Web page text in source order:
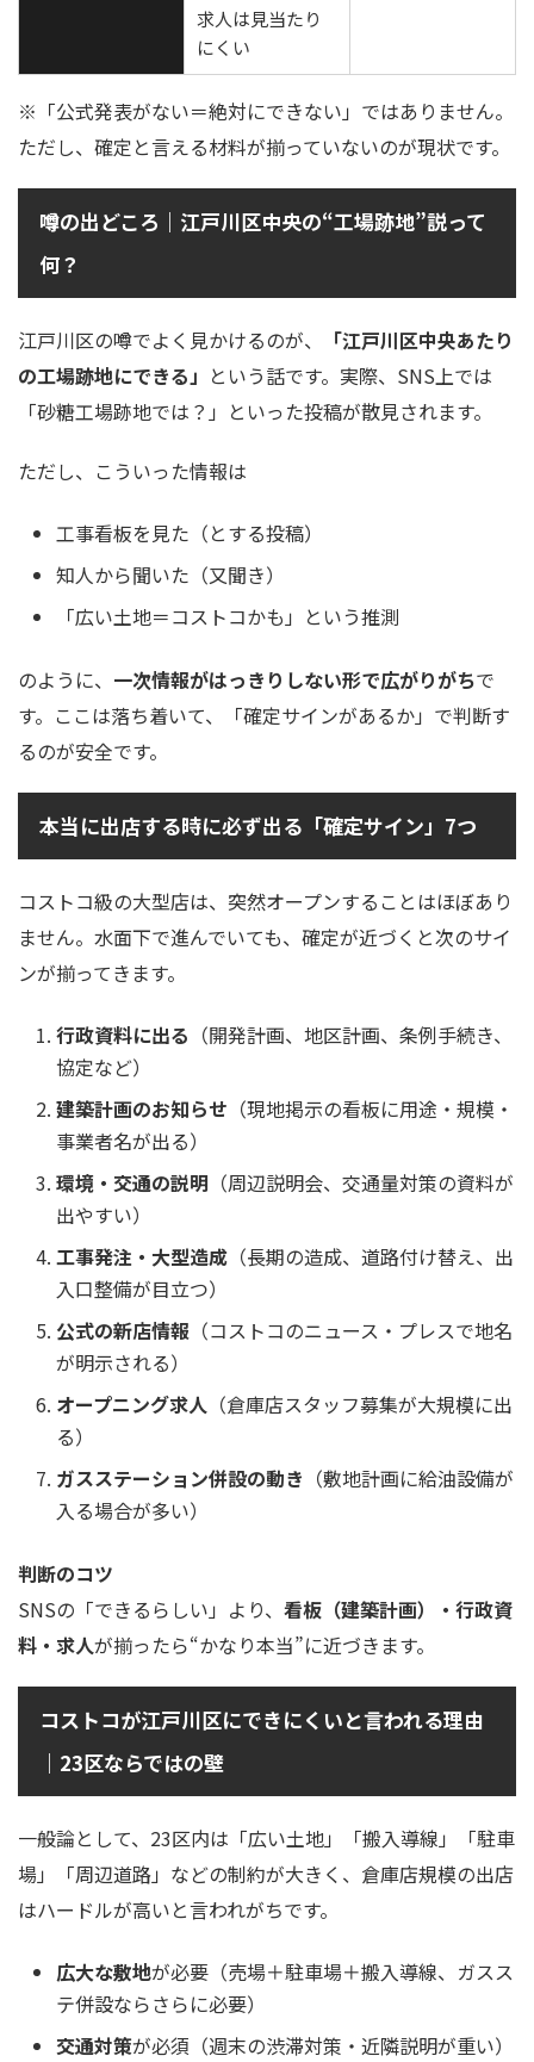
求人は見当たり
にくい
※「公式発表がない＝絶対にできない」ではありません。
ただし、確定と言える材料が揃っていないのが現状です。
噂の出どころ｜江戸川区中央の“工場跡地”説って
何？
江戸川区の噂でよく見かけるのが、
「江戸川区中央あたり
の工場跡地にできる」 という話です。実際、SNS上では
「砂糖工場跡地では？」といった投稿が散見されます。
ただし、こういった情報は
工事看板を見た（とする投稿）
知人から聞いた（又聞き）
「広い土地＝コストコかも」という推測
のように、 一次情報がはっきりしない形で広がりがちで
す。ここは落ち着いて、「確定サインがあるか」で判断す
るのが安全です。
本当に出店する時に必ず出る「確定サイン」7つ
コストコ級の大型店は、突然オープンすることはほぼあり
ません。水面下で進んでいても、確定が近づくと次のサイ
ンが揃ってきます。
行政資料に出る （開発計画、地区計画、条例手続き、
協定など）
建築計画のお知らせ （現地掲示の看板に用途・規模・
事業者名が出る）
環境・交通の説明 （周辺説明会、交通量対策の資料が
出やすい）
工事発注・大型造成 （長期の造成、道路付け替え、出
入口整備が目立つ）
公式の新店情報 （コストコのニュース・プレスで地名
が明示される）
オープニング求人 （倉庫店スタッフ募集が大規模に出
る）
ガスステーション併設の動き （敷地計画に給油設備が
入る場合が多い）
判断のコツ
SNSの「できるらしい」より、 看板（建築計画）・行政資
料・求人が揃ったら“かなり本当”に近づきます。
コストコが江戸川区にできにくいと言われる理由
｜23区ならではの壁
一般論として、23区内は「広い土地」「搬入導線」「駐車
場」「周辺道路」などの制約が大きく、倉庫店規模の出店
はハードルが高いと言われがちです。
広大な敷地が必要（売場＋駐車場＋搬入導線、ガスス
テ併設ならさらに必要）
交通対策が必須（週末の渋滞対策・近隣説明が重い）